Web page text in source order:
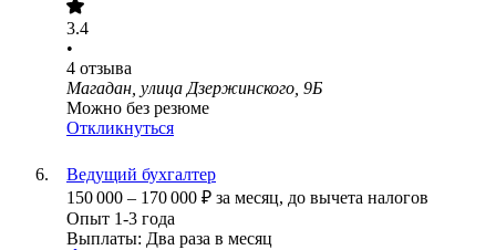
3.4
•
4 отзыва
Магадан, улица Дзержинского, 9Б
Можно без резюме
Откликнуться
Ведущий бухгалтер
150 000 – 170 000 ₽ за месяц, до вычета налогов
Опыт 1-3 года
Выплаты: Два раза в месяц